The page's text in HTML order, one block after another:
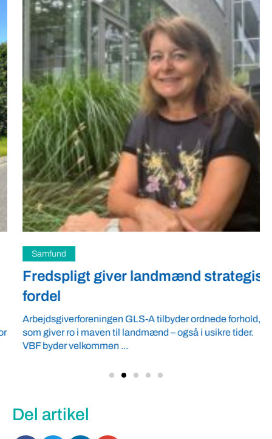
Samfund
Fredspligt giver landmænd strategisk
fordel
Arbejdsgiverforeningen GLS-A tilbyder ordnede forhold,
som giver ro i maven til landmænd – også i usikre tider.
VBF byder velkommen ...
Del artikel